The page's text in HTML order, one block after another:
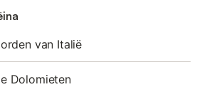
van Italië
Dolomieten